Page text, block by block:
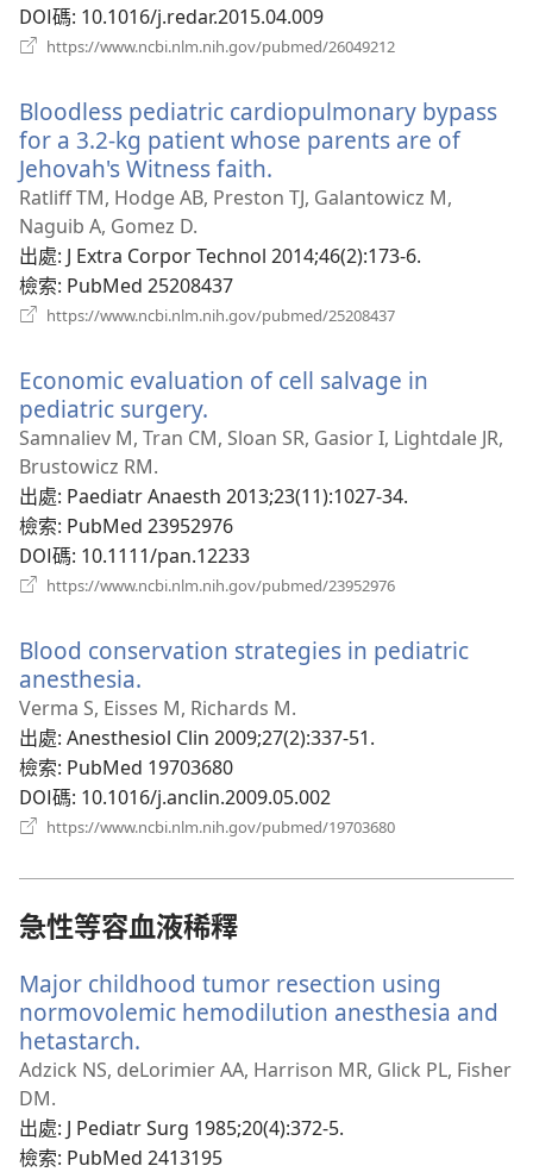
DOI碼‎: 10.1016/j.redar.2015.04.009
https://www.ncbi.nlm.nih.gov/pubmed/26049212
視
窗）
Bloodless pediatric cardiopulmonary bypass
for a 3.2-kg patient whose parents are of
Jehovah's Witness faith.
啟
視
Ratliff TM, Hodge AB, Preston TJ, Galantowicz M,
Naguib A, Gomez D.
出處‎: J Extra Corpor Technol 2014;46(2):173-6.
檢索‎: PubMed 25208437
https://www.ncbi.nlm.nih.gov/pubmed/25208437
視
Economic evaluation of cell salvage in
pediatric surgery.
啟
視
窗）
Samnaliev M, Tran CM, Sloan SR, Gasior I, Lightdale JR,
Brustowicz RM.
出處‎: Paediatr Anaesth 2013;23(11):1027-34.
檢索‎: PubMed 23952976
DOI碼‎: 10.1111/pan.12233
https://www.ncbi.nlm.nih.gov/pubmed/23952976
視
Blood conservation strategies in pediatric
anesthesia.
啟
新
視
窗）
Verma S, Eisses M, Richards M.
出處‎: Anesthesiol Clin 2009;27(2):337-51.
檢索‎: PubMed 19703680
DOI碼‎: 10.1016/j.anclin.2009.05.002
https://www.ncbi.nlm.nih.gov/pubmed/19703680
急性等容血液稀釋
Major childhood tumor resection using
normovolemic hemodilution anesthesia and
hetastarch.
啟
視
窗）
Adzick NS, deLorimier AA, Harrison MR, Glick PL, Fisher
DM.
出處‎: J Pediatr Surg 1985;20(4):372-5.
檢索‎: PubMed 2413195